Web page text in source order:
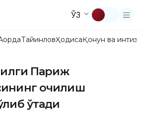
ЎЗ
ТайинловҲодисаҚонун ва
Париж
очилиш
ўтади